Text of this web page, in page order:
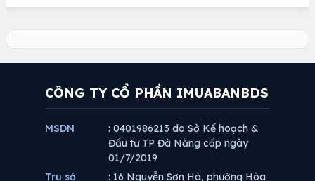
CÔNG TY CỔ PHẦN IMUABANBDS
MSDN
: 0401986213 do Sở Kế hoạch &
Đầu tư TP Đà Nẵng cấp ngày
01/7/2019
Trụ sở
: 16 Nguyễn Sơn Hà, phường Hòa